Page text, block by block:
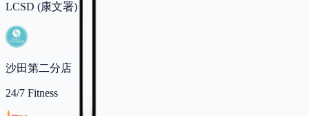
LCSD (康文署)
沙田第二分店
24/7 Fitness